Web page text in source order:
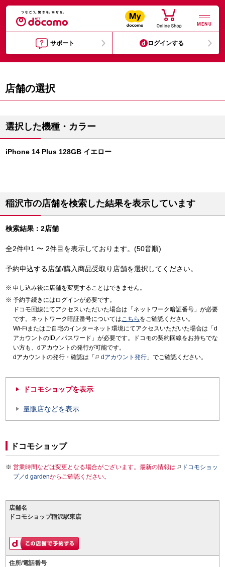
MENU
サポート ログインする
店舗の選択
選択した機種・カラー
iPhone 14 Plus 128GB イエロー
稲沢市の店舗を検索した結果を表示しています
検索結果：2店舗
全2件中1 〜 2件目を表示しております。(50音順)
予約申込する店舗/購入商品受取り店舗を選択してください。
申し込み後に店舗を変更することはできません。
予約手続きにはログインが必要です。
ドコモ回線にてアクセスいただいた場合は「ネットワーク暗証番号」が必要
です。ネットワーク暗証番号についてはこちら をご確認ください。
Wi-Fiまたはご自宅のインターネット環境にてアクセスいただいた場合は「d
アカウントのID／パスワード」が必要です。ドコモの契約回線をお持ちでな
い方も、dアカウントの発行が可能です。
dアカウントの発行・確認は「
dアカウント発行 」でご確認ください。
ドコモショップを表示
量販店などを表示
ドコモショップ
営業時間などは変更となる場合がございます。最新の情報は
ドコモショッ
プ／d gardenからご確認ください。
店舗名
ドコモショップ稲沢駅東店
住所/電話番号